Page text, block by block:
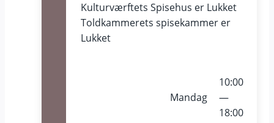
Kulturværftets Spisehus er Lukket
Toldkammerets spisekammer er
Lukket
Mandag
10:00
—
18:00